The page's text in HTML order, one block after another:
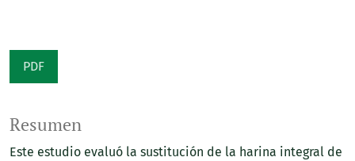
PDF
Resumen
Este estudio evaluó la sustitución de la harina integral de